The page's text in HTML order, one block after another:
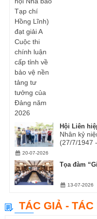
Hội Liên
Nhân kỷ
(27/7/1947
20-07-2026
Tọa đàm
13-07-2026
TÁC GIẢ - TÁC